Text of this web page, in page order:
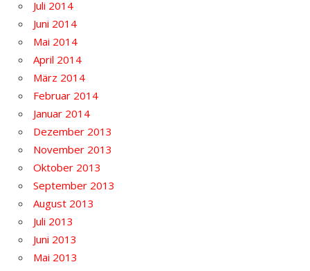
Juli 2014
Juni 2014
Mai 2014
April 2014
März 2014
Februar 2014
Januar 2014
Dezember 2013
November 2013
Oktober 2013
September 2013
August 2013
Juli 2013
Juni 2013
Mai 2013